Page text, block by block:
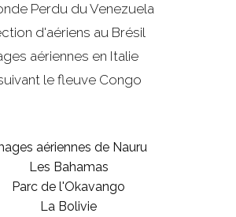
Perdu du Venezuela
d'aériens au Brésil
aériennes en Italie
le fleuve Congo
aériennes de Nauru
Les Bahamas
Parc de l'Okavango
La Bolivie